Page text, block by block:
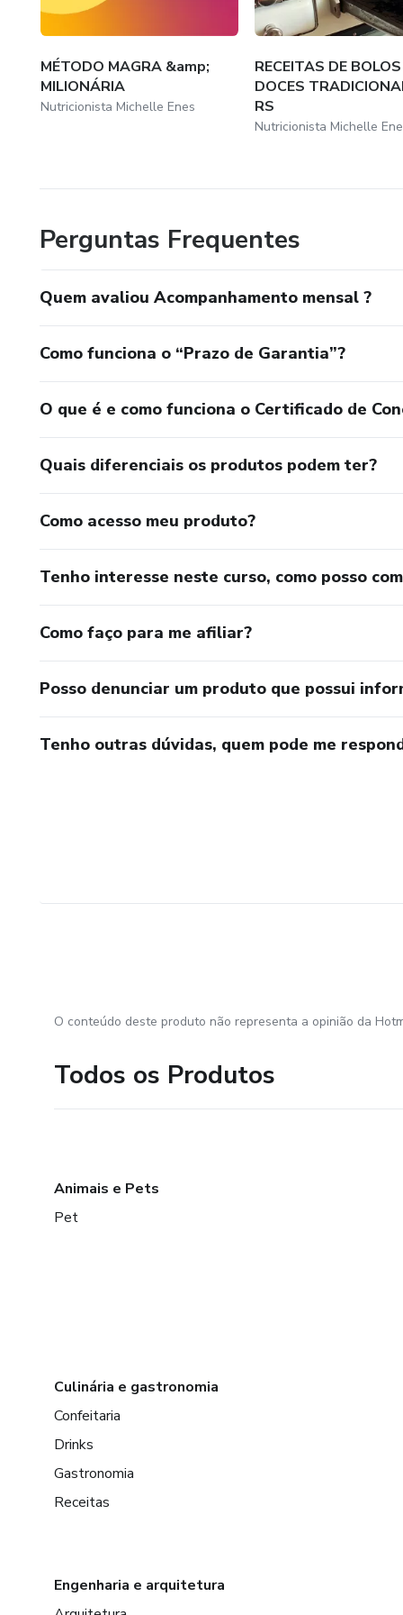
MÉTODO MAGRA &amp;
MILIONÁRIA
Nutricionista Michelle Enes
RECEITAS DE BOLOS
DOCES
RS
Nutricionista Michelle
Perguntas Frequentes
Quem avaliou Acompanhamento mensal ?
Como funciona o “Prazo de Garantia”?
O que é e como funciona o Certificado de
Quais diferenciais os produtos podem ter?
Como acesso meu produto?
Tenho interesse neste curso, como posso
Como faço para me afiliar?
Posso denunciar um produto que possui
Tenho outras dúvidas, quem pode me
O conteúdo deste produto não representa a opinião da
Todos os Produtos
Animais e Pets
Pet
Culinária e gastronomia
Confeitaria
Drinks
Gastronomia
Receitas
Engenharia e arquitetura